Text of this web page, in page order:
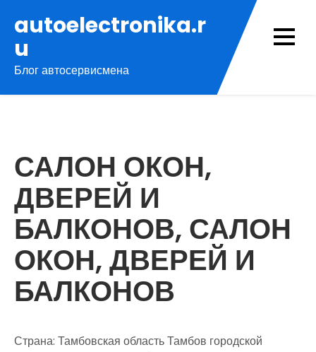
содержимому
autoelectronika.r
u
Блог автосервисмена
САЛОН ОКОН,
ДВЕРЕЙ И
БАЛКОНОВ, САЛОН
ОКОН, ДВЕРЕЙ И
БАЛКОНОВ
Страна: Тамбовская область Тамбов городской